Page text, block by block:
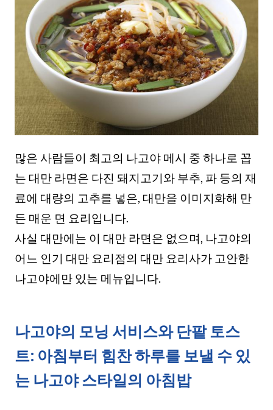
많은 사람들이 최고의 나고야 메시 중 하나로 꼽
는 대만 라면은 다진 돼지고기와 부추, 파 등의 재
료에 대량의 고추를 넣은, 대만을 이미지화해 만
든 매운 면 요리입니다.
사실 대만에는 이 대만 라면은 없으며, 나고야의
어느 인기 대만 요리점의 대만 요리사가 고안한
나고야에만 있는 메뉴입니다.
나고야의 모닝 서비스와 단팥 토스
트: 아침부터 힘찬 하루를 보낼 수 있
는 나고야 스타일의 아침밥